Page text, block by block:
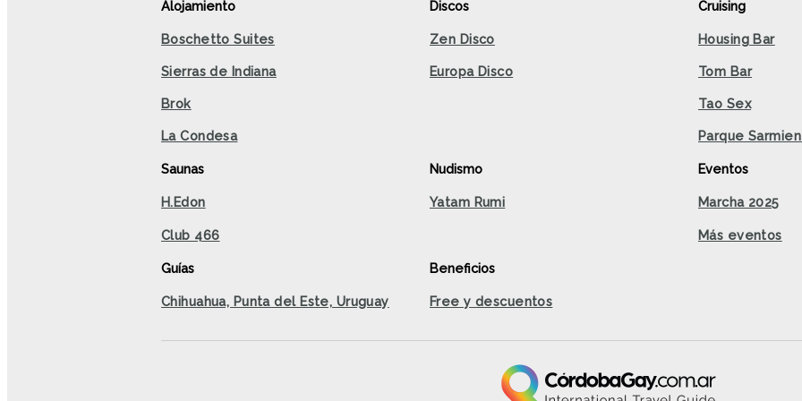
Alojamiento
Boschetto Suites
Sierras de Indiana
Brok
La Condesa
Discos
Zen Disco
Europa Disco
Cruising
Housing Bar
Tom Bar
Tao Sex
Parque
Saunas
H.Edon
Club 466
Nudismo
Yatam Rumi
Eventos
Marcha 2025
Más eventos
Guías
Chihuahua, Punta del Este, Uruguay
Beneficios
Free y descuentos